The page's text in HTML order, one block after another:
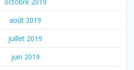
août 2019
juillet 2019
juin 2019